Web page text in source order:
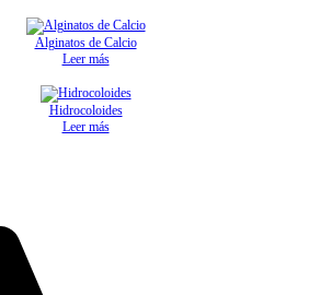
Alginatos de Calcio
Leer más
Hidrocoloides
Leer más